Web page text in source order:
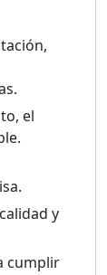
el
y
cumplir